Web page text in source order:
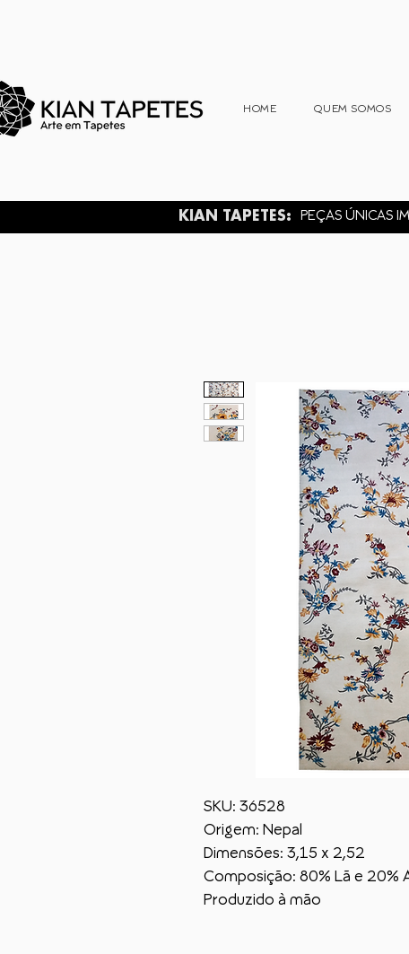
HOME QUEM SOMOS
KIAN TAPETES: PEÇAS ÚNICAS
SKU: 36528
Origem: Nepal
Dimensões: 3,15 x 2,52
Composição: 80% Lã e 20%
Produzido à mão